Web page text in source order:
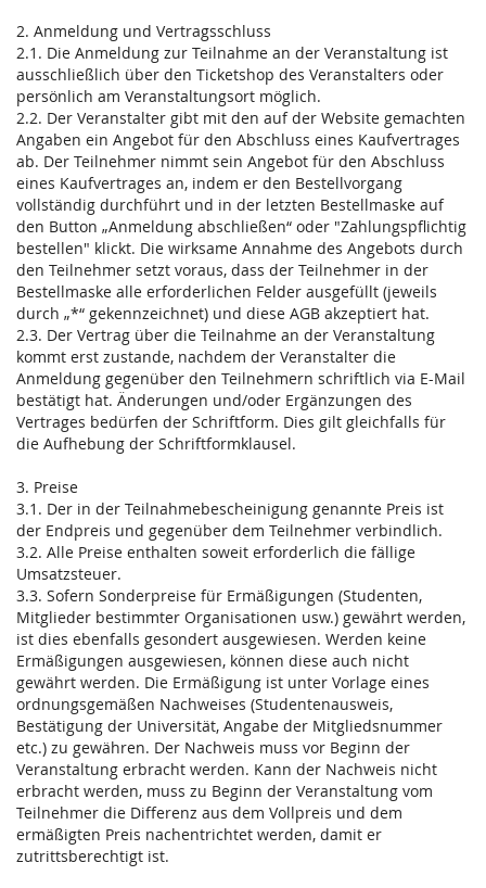
2. Anmeldung und Vertragsschluss
2.1. Die Anmeldung zur Teilnahme an der Veranstaltung ist
ausschließlich über den Ticketshop des Veranstalters oder
persönlich am Veranstaltungsort möglich.
2.2. Der Veranstalter gibt mit den auf der Website gemachten
Angaben ein Angebot für den Abschluss eines Kaufvertrages
ab. Der Teilnehmer nimmt sein Angebot für den Abschluss
eines Kaufvertrages an, indem er den Bestellvorgang
vollständig durchführt und in der letzten Bestellmaske auf
den Button „Anmeldung abschließen“ oder "Zahlungspflichtig
bestellen" klickt. Die wirksame Annahme des Angebots durch
den Teilnehmer setzt voraus, dass der Teilnehmer in der
Bestellmaske alle erforderlichen Felder ausgefüllt (jeweils
durch „*“ gekennzeichnet) und diese AGB akzeptiert hat.
2.3. Der Vertrag über die Teilnahme an der Veranstaltung
kommt erst zustande, nachdem der Veranstalter die
Anmeldung gegenüber den Teilnehmern schriftlich via E-Mail
bestätigt hat. Änderungen und/oder Ergänzungen des
Vertrages bedürfen der Schriftform. Dies gilt gleichfalls für
die Aufhebung der Schriftformklausel.
3. Preise
3.1. Der in der Teilnahmebescheinigung genannte Preis ist
der Endpreis und gegenüber dem Teilnehmer verbindlich.
3.2. Alle Preise enthalten soweit erforderlich die fällige
Umsatzsteuer.
3.3. Sofern Sonderpreise für Ermäßigungen (Studenten,
Mitglieder bestimmter Organisationen usw.) gewährt werden,
ist dies ebenfalls gesondert ausgewiesen. Werden keine
Ermäßigungen ausgewiesen, können diese auch nicht
gewährt werden. Die Ermäßigung ist unter Vorlage eines
ordnungsgemäßen Nachweises (Studentenausweis,
Bestätigung der Universität, Angabe der Mitgliedsnummer
etc.) zu gewähren. Der Nachweis muss vor Beginn der
Veranstaltung erbracht werden. Kann der Nachweis nicht
erbracht werden, muss zu Beginn der Veranstaltung vom
Teilnehmer die Differenz aus dem Vollpreis und dem
ermäßigten Preis nachentrichtet werden, damit er
zutrittsberechtigt ist.